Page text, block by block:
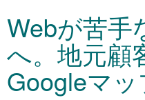
Webが苦手
へ。地元顧
Googleマ